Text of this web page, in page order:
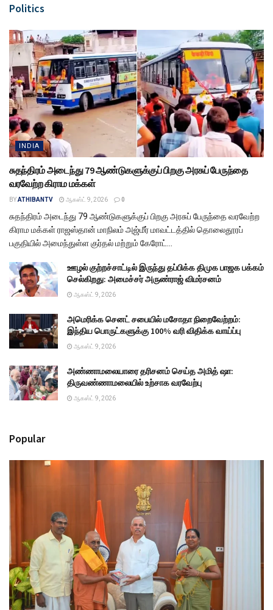
Politics
INDIA
சுதந்திரம் அடைந்து 79 ஆண்டுகளுக்குப் பிறகு அரசுப் பேருந்தை
வரவேற்ற கிராம மக்கள்
BYATHIBANTV ஆகஸ்ட் 9, 2026 0
சுதந்திரம் அடைந்து 79 ஆண்டுகளுக்குப் பிறகு அரசுப் பேருந்தை வரவேற்ற
கிராம மக்கள் ராஜஸ்தான் மாநிலம் அஜ்மீர் மாவட்டத்தில் தொலைதூரப்
பகுதியில் அமைந்துள்ள குர்தல் மற்றும் கேரோட்...
ஊழல் குற்றச்சாட்டில் இருந்து தப்பிக்க திமுக பாஜக பக்கம்
செல்கிறது: அமைச்சர் அருண்ராஜ் விமர்சனம்
ஆகஸ்ட் 9, 2026
அமெரிக்க செனட் சபையில் மசோதா நிறைவேற்றம்:
இந்திய பொருட்களுக்கு 100% வரி விதிக்க வாய்ப்பு
ஆகஸ்ட் 9, 2026
அண்ணாமலையாரை தரிசனம் செய்த அமித் ஷா:
திருவண்ணாமலையில் உற்சாக வரவேற்பு
ஆகஸ்ட் 9, 2026
Popular